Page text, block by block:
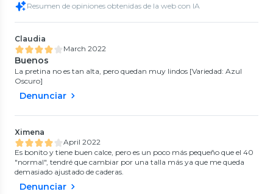
Resumen de opiniones obtenidas de la web con IA
Claudia
March 2022
Buenos
La pretina no es tan alta, pero quedan muy lindos [Variedad: Azul
Oscuro]
Denunciar
Ximena
April 2022
Es bonito y tiene buen calce, pero es un poco más pequeño que el 40
"normal", tendré que cambiar por una talla más ya que me queda
demasiado ajustado de caderas.
Denunciar